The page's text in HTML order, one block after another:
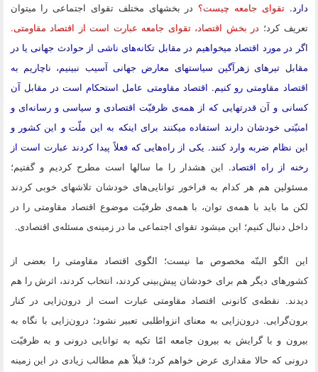
دارد.تقواى جامعه چیست؟ در بخشهاى مختلف تقواى اجتماعى را میتوان
تعریف کرد؛ در بخش اقتصاد، تقواى جامعه عبارت است از اقتصاد مقاومتى.
اگر در مورد اقتصاد میخواهیم در مقابل تکانه‌هاى ناشى از حوادث جهانى یا در
مقابل تیرهاى زهرآگین سیاستهاى معارض جهانى آسیب نبینیم، ناچاریم به
اقتصاد مقاومتى رو کنیم. اقتصاد مقاومتى عامل استحکام است در مقابل آن
کسانى و آن قدرتهایى که از همه‌ى ظرفیّت اقتصادى و سیاسى و رسانه‌اى و
امنیّتى خودشان دارند استفاده میکنند براى اینکه به این ملّت و این کشور و
این نظام ضربه وارد کنند. یکى از راه‌هایى که فعلاً پیدا کردند عبارت است از
رخنه از راه اقتصاد. این هشدار را ما سالها است مطرح کردیم و گفتیم؛
مسئولین هم هر کدام به فراخور توانایى‌هاى خودشان تلاشهاى خوبى کردند
لکن ما باید با همه‌ى توان، با همه‌ى ظرفیّت موضوع اقتصاد مقاومتى را در
داخل دنبال کنیم؛ این میشود تقواى اجتماعى ما در زمینه‌ى مسئله‌ى اقتصادى.
این الگو البتّه مخصوص ما نیست؛ الگوى اقتصاد مقاومتى را بعضى از
کشورهاى دیگر هم براى خودشان پیش‌بینى کردند، انتخاب کردند، اثرش را هم
دیدند. نقطه‌ى کانونى اقتصاد مقاومتى عبارت است از درون‌زایى در کنار
برون‌گرایى. درون‌زایى به معناى انزواطلبى تعبیر نشود؛ درون‌زایى با نگاه به
بیرون و با گرایش به بیرون جامعه امّا تکیه به توانایى درونى و به ظرفیّت
درونى که حالا مقدارى عرض خواهم کرد؛ قبلاً هم مطالب زیادى در این زمینه